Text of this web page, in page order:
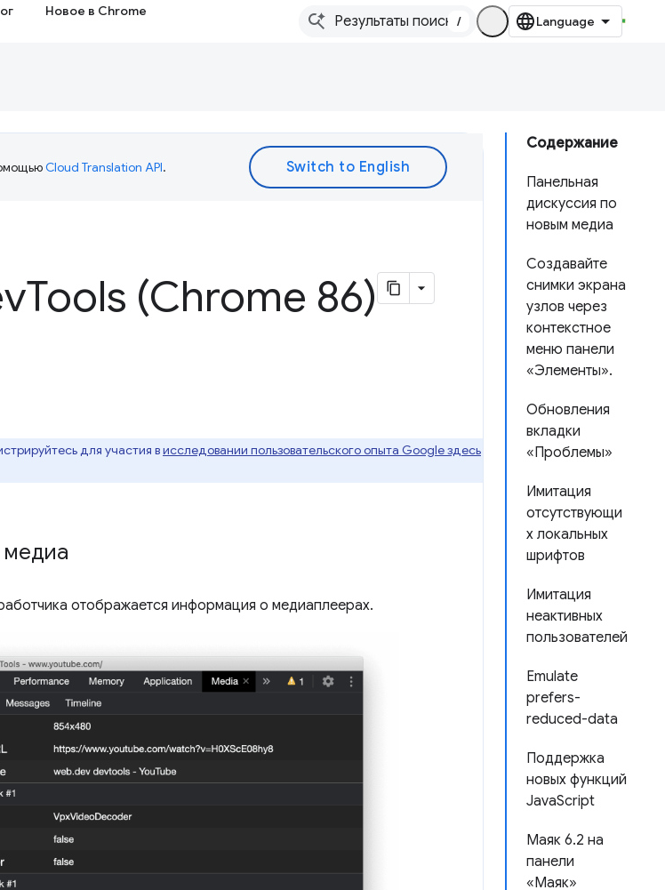
Новое в Chrome
/
Содержание
Панельная
дискуссия по
новым медиа
Создавайте
снимки экрана
узлов через
контекстное
меню панели
«Элементы».
Обновления
вкладки
«Проблемы»
Имитация
отсутствующи
х локальных
шрифтов
Имитация
неактивных
пользователей
Emulate
prefers-
reduced-data
Поддержка
новых функций
JavaScript
Маяк 6.2 на
панели
«Маяк»
Cloud Translation API.
Tools (Chrome 86)
для участия висследовании пользовательского опыта Google здесь
медиа
отображается информация о медиаплеерах.